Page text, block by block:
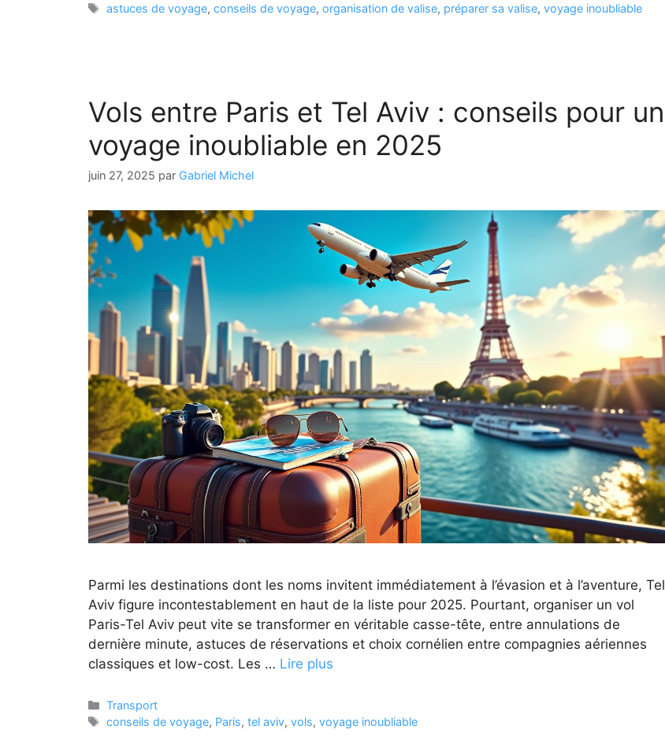
Étiquettes
astuces de voyage,conseils de voyage,organisation de valise, préparer sa valise,voyage inoubliable
Vols entre Paris et Tel Aviv : conseils pour un
voyage inoubliable en 2025
juin 27, 2025 par Gabriel Michel
Parmi les destinations dont les noms invitent immédiatement à l’évasion et à l’aventure, Tel
Aviv figure incontestablement en haut de la liste pour 2025. Pourtant, organiser un vol
Paris-Tel Aviv peut vite se transformer en véritable casse-tête, entre annulations de
dernière minute, astuces de réservations et choix cornélien entre compagnies aériennes
classiques et low-cost. Les … Lire plus
Catégories
Transport
Étiquettes
conseils de voyage, Paris,tel aviv,vols,voyage inoubliable